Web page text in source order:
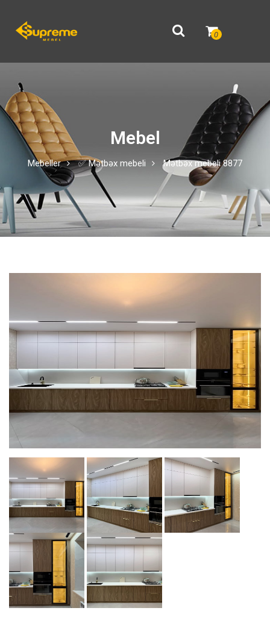
0
Mebel
Mebeller ✅ Mətbəx mebeli Mətbəx mebeli 8877